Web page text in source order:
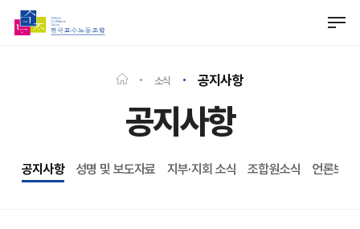
소식 공지사항
공지사항
공지사항 성명 및 보도자료 지부·지회 소식 조합원소식 언론보도